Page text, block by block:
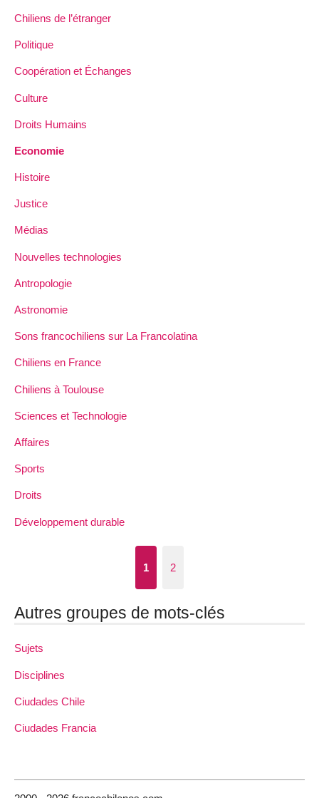
Chiliens de l’étranger
Politique
Coopération et Échanges
Culture
Droits Humains
Economie
Histoire
Justice
Médias
Nouvelles technologies
Antropologie
Astronomie
Sons francochiliens sur La Francolatina
Chiliens en France
Chiliens à Toulouse
Sciences et Technologie
Affaires
Sports
Droits
Développement durable
1 2
Autres groupes de mots-clés
Sujets
Disciplines
Ciudades Chile
Ciudades Francia